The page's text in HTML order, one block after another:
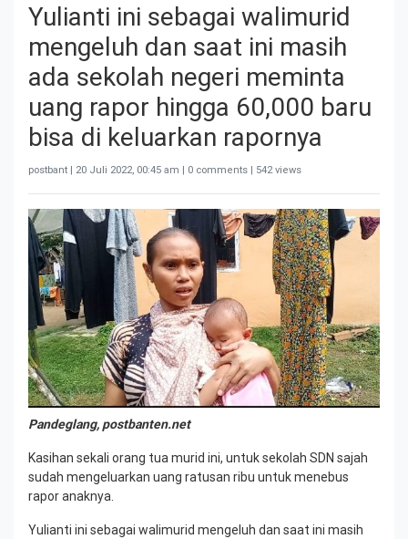
Yulianti ini sebagai walimurid
mengeluh dan saat ini masih
ada sekolah negeri meminta
uang rapor hingga 60,000 baru
bisa di keluarkan rapornya
postbant | 20 Juli 2022, 00:45 am | 0 comments | 542 views
Pandeglang, postbanten.net
Kasihan sekali orang tua murid ini, untuk sekolah SDN sajah
sudah mengeluarkan uang ratusan ribu untuk menebus
rapor anaknya.
Yulianti ini sebagai walimurid mengeluh dan saat ini masih